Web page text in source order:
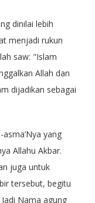
dinilai lebih
menjadi rukun
saw: "Islam
Allah dan
dijadikan sebagai
yang
Allahu Akbar.
juga untuk
tersebut, begitu
Nama agung